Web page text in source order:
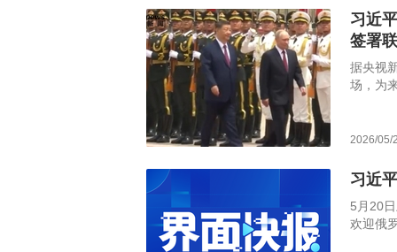
习近
签署
据央视
场，为
2026/05/
习近
5月20
欢迎俄